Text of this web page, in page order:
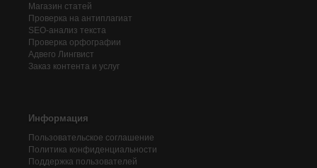
Магазин статей
Проверка на антиплагиат
SEO-анализ текста
Проверка орфографии
Адвего Лингвист
Заказ контента и услуг
Информация
Пользовательское соглашение
Политика конфиденциальности
Поддержка пользователей